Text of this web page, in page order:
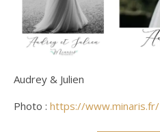
Audrey & Julien
Photo : https://www.minaris.fr/